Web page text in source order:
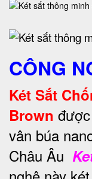
CÔNG
Két Sắt
Brown
vân búa
Châu Âu